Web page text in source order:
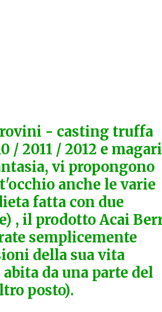
- casting truffa
/ 2011 / 2012 e
vi propongono
anche le varie
fatta con due
, il prodotto Acai
semplicemente
della sua vita
da una parte del
posto).